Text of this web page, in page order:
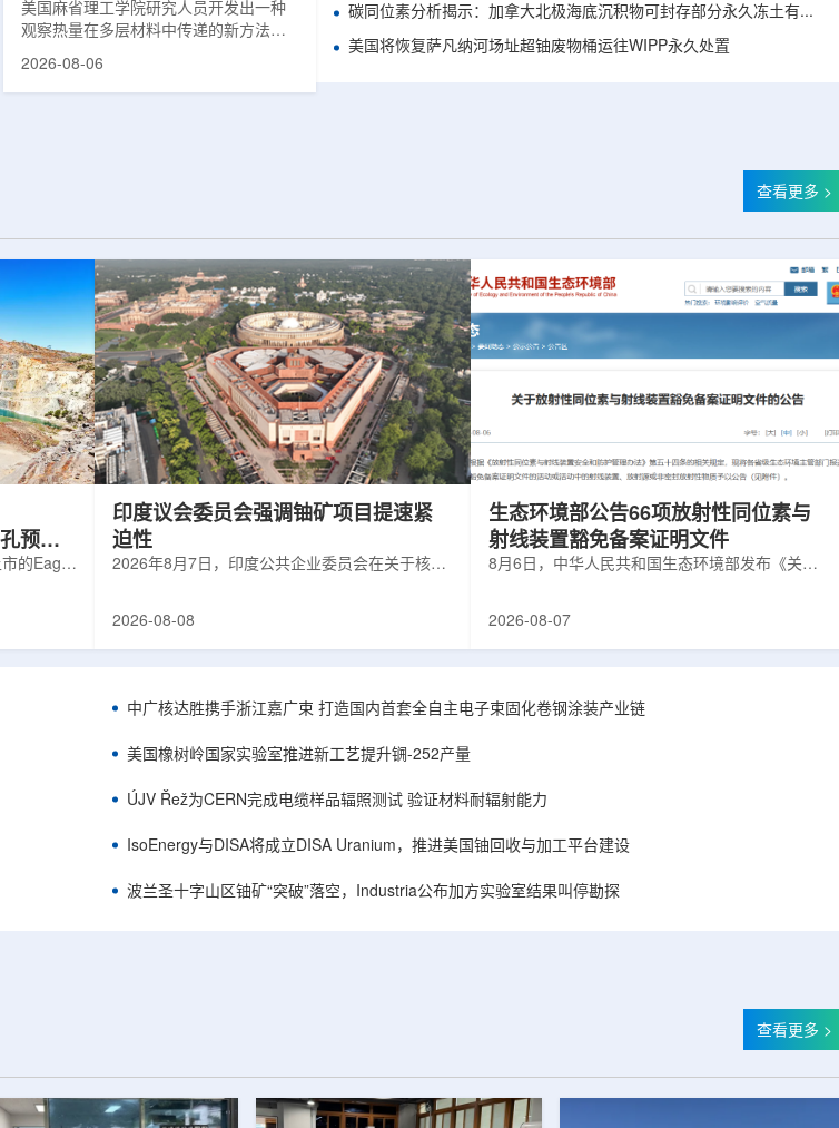
构热传递
美国麻省理工学院研究人员开发出一种
观察热量在多层材料中传递的新方法，
可用于精确测量计算机芯片等电子器件
2026-08-06
碳同位素分析揭示：加拿大北极海底沉积物可封存部分永久冻土有机碳
美国将恢复萨凡纳河场址超铀废物桶运往WIPP永久处置
查看更多 >
预可
的Eagle
联邦与
成预可
印度议会委员会强调铀矿项目提速紧
迫性
2026年8月7日，印度公共企业委员会在关于核电
建项目将产量翻倍，但委员会认为该时间表偏晚
将拉长进口燃料战略敏感期。目前PHWR机组约
25GWe年需U3O8约5400吨，UCIL仅能满足约
30%，须靠加速国产与多元化供应降低进口依
赖。委员会支持UCIL与NTPC组建合资企业参股
海外铀...
2026-08-08
生态环境部公告66项放射性同位素与
射线装置豁免备案证明文件
8月6日，中华人民共和国生态环境部发布《关于
将各省级生态环境主管部门报送的、已获得豁免
置、放射源或非密封放射性物质予以公告。随公
告发布的汇总表共列出66项备案记录，涉及山
2026-08-07
中广核达胜携手浙江嘉广束 打造国内首套全自主电子束固化卷钢涂装产业链
美国橡树岭国家实验室推进新工艺提升锎-252产量
ÚJV Řež为CERN完成电缆样品辐照测试 验证材料耐辐射能力
IsoEnergy与DISA将成立DISA Uranium，推进美国铀回收与加工平台建设
波兰圣十字山区铀矿“突破”落空，Industria公布加方实验室结果叫停勘探
查看更多 >